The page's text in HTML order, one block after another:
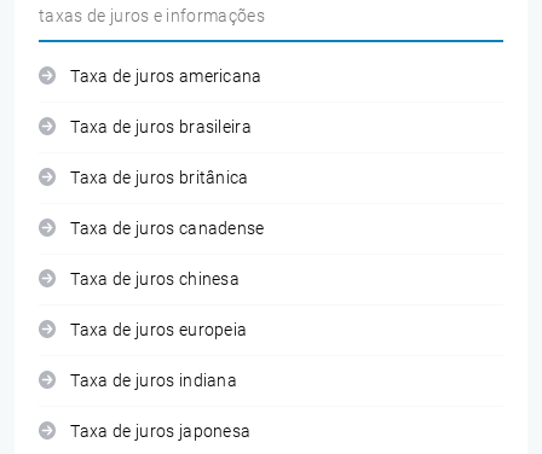
taxas de juros e informações
Taxa de juros americana
Taxa de juros brasileira
Taxa de juros britânica
Taxa de juros canadense
Taxa de juros chinesa
Taxa de juros europeia
Taxa de juros indiana
Taxa de juros japonesa